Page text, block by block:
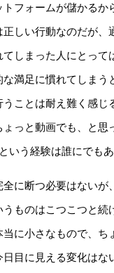
フォームが儲かるか
しい行動なのだが、
しまった人にとって
満足に慣れてしまう
ことは耐え難く感じ
ょっと動画でも、と思
いう経験は誰にでもあ
全に断つ必要はないが
うものはこつこつと続
に小さなもので、ち
日目に見える変化はな